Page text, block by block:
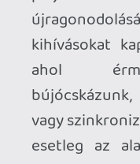
súlyos, sűrű,
mechanikák
Mario-játékok
mélység is az
gondolom, hogy a
mutat kiskölykök
hosszú
lehetőségénél.